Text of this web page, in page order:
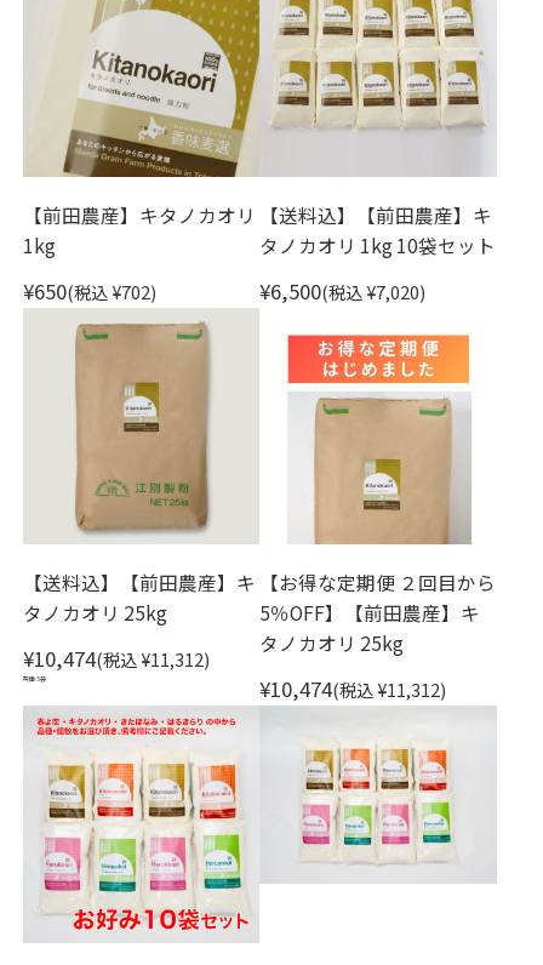
【前田農産】キタノカオリ
1kg
¥650(税込 ¥702)
【送料込】【前田農産】キ
タノカオリ 1kg 10袋セット
¥6,500(税込 ¥7,020)
【送料込】【前田農産】キ
タノカオリ 25kg
¥10,474(税込 ¥11,312)
在庫 5袋
【お得な定期便 ２回目から
5％OFF】【前田農産】キ
タノカオリ 25kg
¥10,474(税込 ¥11,312)